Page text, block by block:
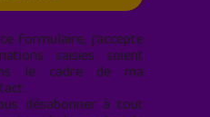
formulaire, j’accepte
saisies soient
le cadre de ma
désabonner à tout